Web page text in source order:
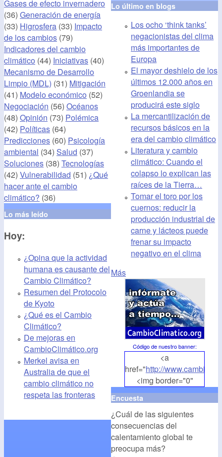
Gases de efecto invernadero
(36) Generación de energía
(33) Higrosfera (33) Impacto
de los cambios (79)
Indicadores del cambio
climático (44) Iniciativas (40)
Mecanismo de Desarrollo
Limpio (MDL) (31) Mitigación
(41) Modelo económico (52)
Negociación (56) Océanos
(48) Opinión (73) Polémica
(42) Políticas (64)
Predicciones (60) Psicología
ambiental (34) Salud (37)
Soluciones (38) Tecnologías
(42) Vulnerabilidad (51) ¿Qué
hacer ante el cambio
climático? (36)
Lo más leído
Hoy:
¿Opina que la actividad
humana es causante del
Cambio Climático?
Resumen del Protocolo
de Kyoto
¿Qué es el Cambio
Climático?
De mejoras en
CambioClimático.org
Merkel avisa en
Australia de que el
cambio climático no
respeta las fronteras
Lo último en blogs
Los ocho ‘think tanks’
negacionistas del clima
más importantes de
Europa
El mayor deshielo de los
últimos 12.000 años en
Groenlandia se
producirá este siglo
La mercantilización de
recursos básicos en la
era del cambio climático
Literatura y cambio
climático: Cuando el
colapso lo explican las
raíces de la Tierra…
Tomar el toro por los
cuernos: reducir la
producción industrial de
carne y lácteos puede
frenar su impacto
negativo en el clima
Más
Código de nuestro banner:
<a
href="http://
<img border="0"
align="middle"
src="http://
alt="CambioClimatico.org"
/></a>
Encuesta
¿Cuál de las siguientes
consecuencias del
calentamiento global te
preocupa más?